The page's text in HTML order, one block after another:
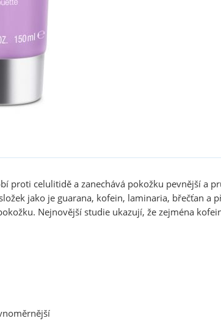
proti celulitidě a zanechává pokožku pevnější a
jako je guarana, kofein, laminaria, břečťan a
Nejnovější studie ukazují, že zejména